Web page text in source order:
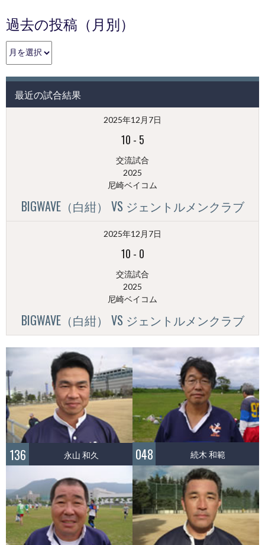
過去の投稿（月別）
過
去
投
（月
最近の試合結果
2025年12月7日
10 - 5
交流試合
2025
尼崎ベイコム
BIGWAVE（白紺） VS ジェントルメンクラブ
2025年12月7日
10 - 0
交流試合
2025
尼崎ベイコム
BIGWAVE（白紺） VS ジェントルメンクラブ
136 永山 和久 048 続木 和範